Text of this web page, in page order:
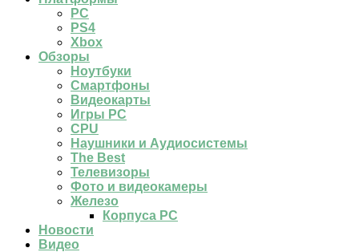
PC
PS4
Xbox
Обзоры
Ноутбуки
Смартфоны
Видеокарты
Игры PC
CPU
Наушники и Аудиосистемы
The Best
Телевизоры
Фото и видеокамеры
Железо
Корпуса PC
Новости
Видео